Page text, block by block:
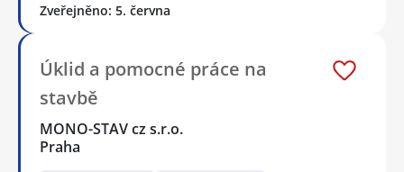
Zveřejněno: 5. června
Úklid a pomocné práce na
stavbě
MONO-STAV cz s.r.o.
Praha